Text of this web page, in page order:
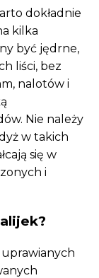
dokładnie
kilka
być jędrne,
liści, bez
nalotów i
Nie należy
w takich
się w
i